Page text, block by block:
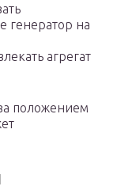
на
агрегат
положением